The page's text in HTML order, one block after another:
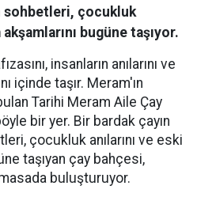
sohbetleri, çocukluk
bugüne taşıyor.
insanların anılarını ve
içinde taşır. Meram'ın
Tarihi Meram Aile Çay
bir yer. Bir bardak çayın
çocukluk anılarını ve eski
taşıyan çay bahçesi,
buluşturuyor.